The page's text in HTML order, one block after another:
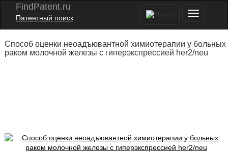
FindPatent.ru
Патентный поиск
Способ оценки неоадъювантной химиотерапии у больных
раком молочной железы с гиперэкспрессией her2/neu